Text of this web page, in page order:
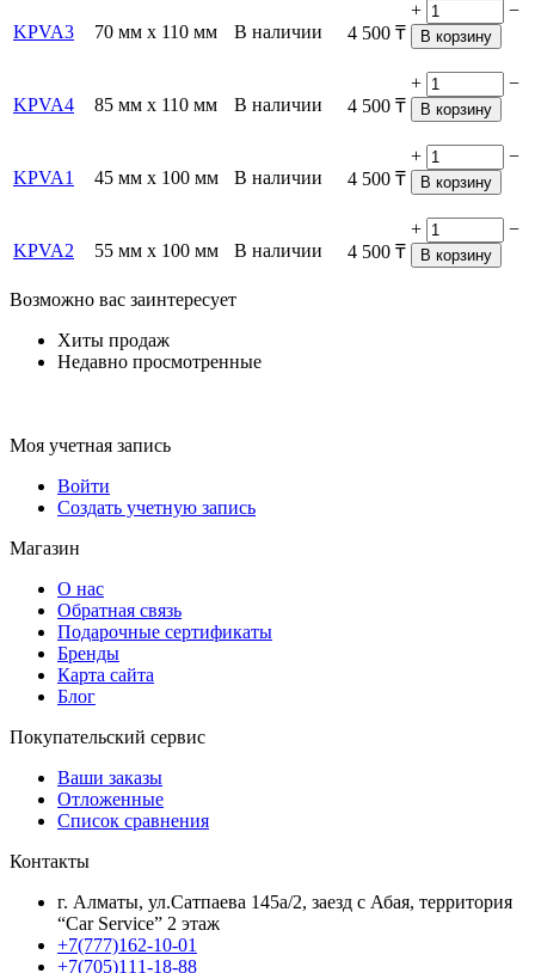
KPVA3 70 мм х 110 мм В наличии 4 500 ₸
+ −
В корзину
KPVA4 85 мм х 110 мм В наличии 4 500 ₸
+ −
В корзину
KPVA1 45 мм х 100 мм В наличии 4 500 ₸
+ −
В корзину
KPVA2 55 мм х 100 мм В наличии 4 500 ₸
+ −
В корзину
Возможно вас заинтересует
Хиты продаж
Недавно просмотренные
Моя учетная запись
Войти
Создать учетную запись
Магазин
О нас
Обратная связь
Подарочные сертификаты
Бренды
Карта сайта
Блог
Покупательский сервис
Ваши заказы
Отложенные
Список сравнения
Контакты
г. Алматы, ул.Сатпаева 145а/2, заезд с Абая, территория
“Car Service” 2 этаж
+7(777)162-10-01
+7(705)111-18-88